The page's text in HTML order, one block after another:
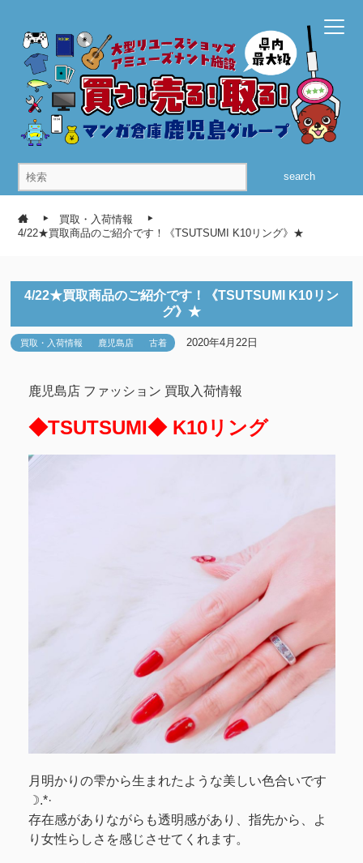
search
買取・入荷情報
4/22★買取商品のご紹介です！《TSUTSUMI K10リング》★
4/22★買取商品のご紹介です！《TSUTSUMI K10リン
グ》★
買取・入荷情報 鹿児島店 古着 2020年4月22日
鹿児島店 ファッション 買取入荷情報
◆TSUTSUMI◆ K10リング
月明かりの雫から生まれたような美しい色合いです
☽.*·
存在感がありながらも透明感があり、指先から、よ
り女性らしさを感じさせてくれます。